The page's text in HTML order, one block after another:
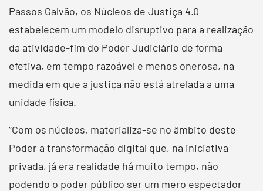
Passos Galvão, os Núcleos de Justiça 4.0
estabelecem um modelo disruptivo para a realização
da atividade-fim do Poder Judiciário de forma
efetiva, em tempo razoável e menos onerosa, na
medida em que a justiça não está atrelada a uma
unidade física.
“Com os núcleos, materializa-se no âmbito deste
Poder a transformação digital que, na iniciativa
privada, já era realidade há muito tempo, não
podendo o poder público ser um mero espectador